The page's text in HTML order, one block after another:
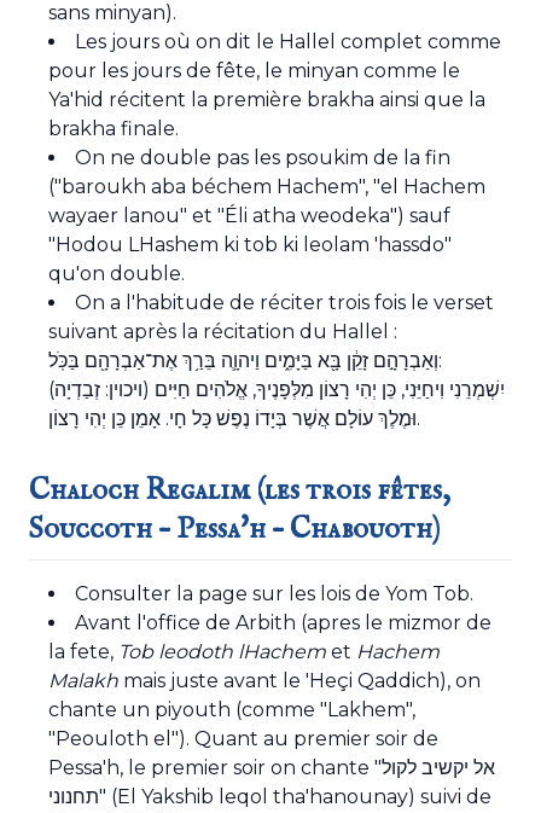
sans minyan).
Les jours où on dit le Hallel complet comme
pour les jours de fête, le minyan comme le
Ya'hid récitent la première brakha ainsi que la
brakha finale.
On ne double pas les psoukim de la fin
("baroukh aba béchem Hachem", "el Hachem
wayaer lanou" et "Éli atha weodeka") sauf
"Hodou LHashem ki tob ki leolam 'hassdo"
qu'on double.
On a l'habitude de réciter trois fois le verset
suivant après la récitation du Hallel :
וְאַבְרָהָ֣ם זָקֵ֔ן בָּ֖א בַּיָּמִ֑ים וַיהוָ֛ה בֵּרַ֥ךְ אֶת־אַבְרָהָ֖ם בַּכֹּֽל:
(ויכוין: זְבַדְיָה) יִשְׁמְרֵנִי וִיחַיֵּנִי, כֵּן יְהִי רָצוֹן מִלְּפָנֶיךָ, אֱלֹהִים חַיִּים
וּמֶלֶךְ עוֹלָם אֲשֶׁר בְּיָדוֹ נֶפֶשׁ כָּל חָי. אָמֵן כֵּן יְהִי רָצוֹן.
Chaloch Regalim (les trois fêtes,
Souccoth – Pessa'h – Chabouoth)
Consulter la page sur les lois de Yom Tob.
Avant l'office de Arbith (apres le mizmor de
la fete, Tob leodoth lHachem et Hachem
Malakh mais juste avant le 'Heçi Qaddich), on
chante un piyouth (comme "Lakhem",
"Peouloth el"). Quant au premier soir de
Pessa'h, le premier soir on chante "אל יקשיב לקול
תחנוני" (El Yakshib leqol tha'hanounay) suivi de